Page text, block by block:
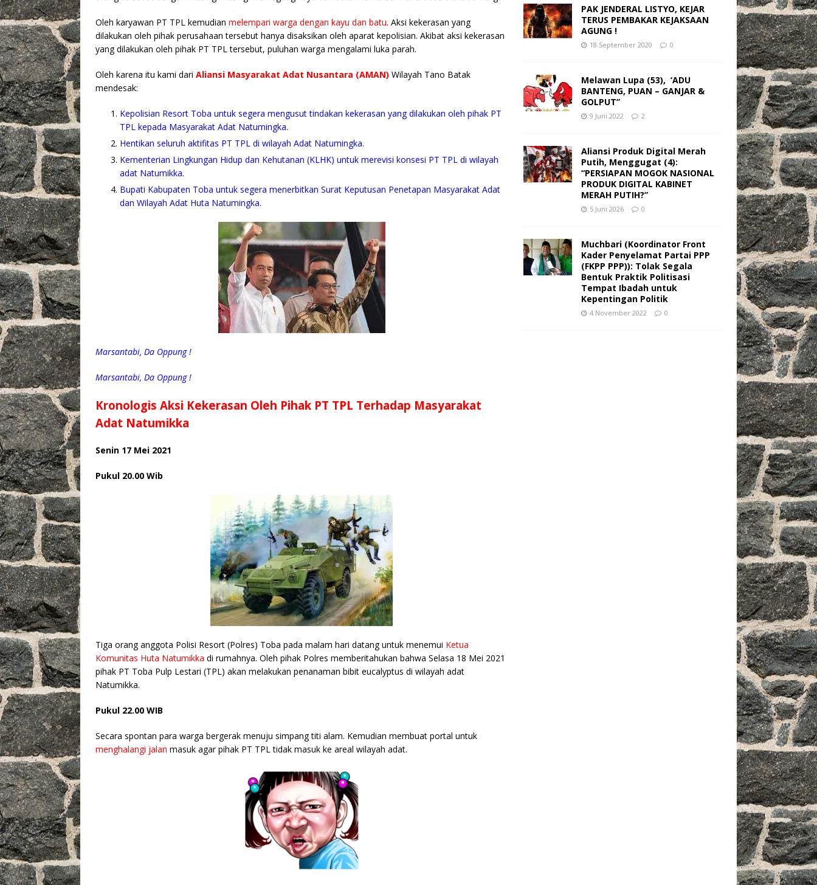
Oleh karyawan PT TPL kemudian melempari warga dengan kayu dan batu. Aksi kekerasan yang
dilakukan oleh pihak perusahaan tersebut hanya disaksikan oleh aparat kepolisian. Akibat aksi kekerasan
yang dilakukan oleh pihak PT TPL tersebut, puluhan warga mengalami luka parah.
Oleh karena itu kami dari Aliansi Masyarakat Adat Nusantara (AMAN) Wilayah Tano Batak
mendesak:
Kepolisian Resort Toba untuk segera mengusut tindakan kekerasan yang dilakukan oleh pihak PT
TPL kepada Masyarakat Adat Natumingka.
Hentikan seluruh aktifitas PT TPL di wilayah Adat Natumingka.
Kementerian Lingkungan Hidup dan Kehutanan (KLHK) untuk merevisi konsesi PT TPL di wilayah
adat Natumikka.
Bupati Kabupaten Toba untuk segera menerbitkan Surat Keputusan Penetapan Masyarakat Adat
dan Wilayah Adat Huta Natumingka.
Marsantabi, Da Oppung !
Marsantabi, Da Oppung !
Kronologis Aksi Kekerasan Oleh Pihak PT TPL Terhadap Masyarakat
Adat Natumikka
Senin 17 Mei 2021
Pukul 20.00 Wib
Tiga orang anggota Polisi Resort (Polres) Toba pada malam hari datang untuk menemui Ketua
Komunitas Huta Natumikka di rumahnya. Oleh pihak Polres memberitahukan bahwa Selasa 18 Mei 2021
pihak PT Toba Pulp Lestari (TPL) akan melakukan penanaman bibit eucalyptus di wilayah adat
Natumikka.
Pukul 22.00 WIB
Secara spontan para warga bergerak menuju simpang titi alam. Kemudian membuat portal untuk
menghalangi jalan masuk agar pihak PT TPL tidak masuk ke areal wilayah adat.
PAK JENDERAL LISTYO, KEJAR
TERUS PEMBAKAR KEJAKSAAN
AGUNG !
18 September 2020 0
Melawan Lupa (53), ‘ADU
BANTENG, PUAN – GANJAR &
GOLPUT”
9 Juni 2022 2
Aliansi Produk Digital Merah
Putih, Menggugat (4):
“PERSIAPAN MOGOK NASIONAL
PRODUK DIGITAL KABINET
MERAH PUTIH?”
5 Juni 2026 0
Muchbari (Koordinator Front
Kader Penyelamat Partai PPP
(FKPP PPP)): Tolak Segala
Bentuk Praktik Politisasi
Tempat Ibadah untuk
Kepentingan Politik
4 November 2022 0